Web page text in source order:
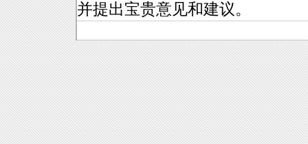
并提出宝贵意见和建议。